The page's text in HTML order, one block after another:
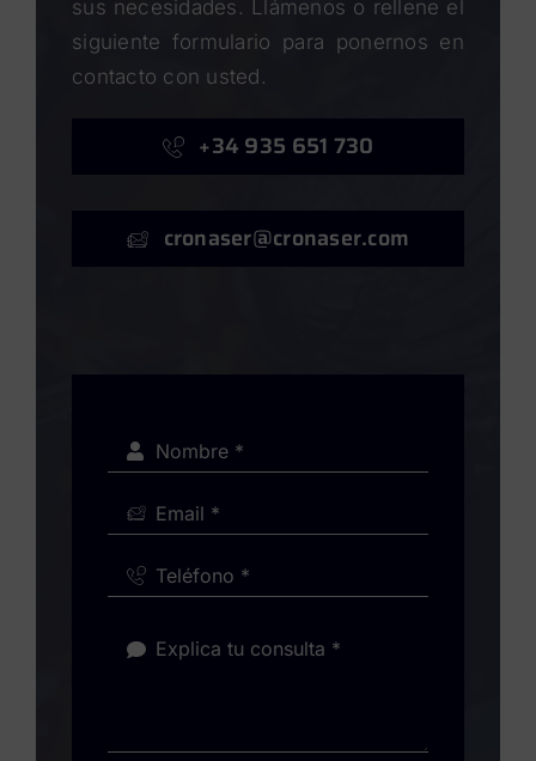
sus necesidades. Llámenos o rellene el
siguiente formulario para ponernos en
contacto con usted.
+34 935 651 730
cronaser@cronaser.com